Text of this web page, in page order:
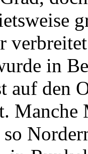
in
auf den
Manche